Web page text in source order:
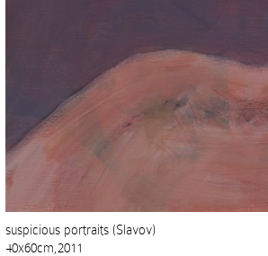
suspicious portraits (Slavov)
40x60cm,2011